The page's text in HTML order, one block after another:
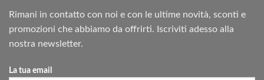
Rimani in contatto con noi e con le ultime novità, sconti e
promozioni che abbiamo da offrirti. Iscriviti adesso alla
nostra newsletter.
La tua email